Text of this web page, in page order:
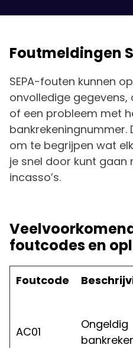
Foutmeldingen
SEPA-fouten kunnen
onvolledige
of een probleem met
bankrekeningnummer.
om te begrijpen wat
je snel door kunt
incasso’s.
foutcodes en
Foutcode
AC01
Ongeldig